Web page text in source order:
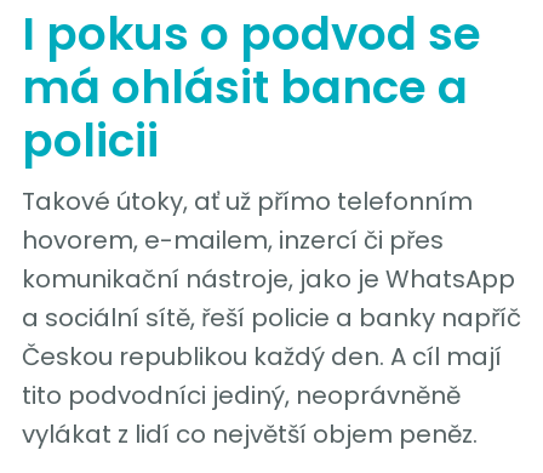
I pokus o podvod se
má ohlásit bance a
policii
Takové útoky, ať už přímo telefonním
hovorem, e-mailem, inzercí či přes
komunikační nástroje, jako je WhatsApp
a sociální sítě, řeší policie a banky napříč
Českou republikou každý den. A cíl mají
tito podvodníci jediný, neoprávněně
vylákat z lidí co největší objem peněz.